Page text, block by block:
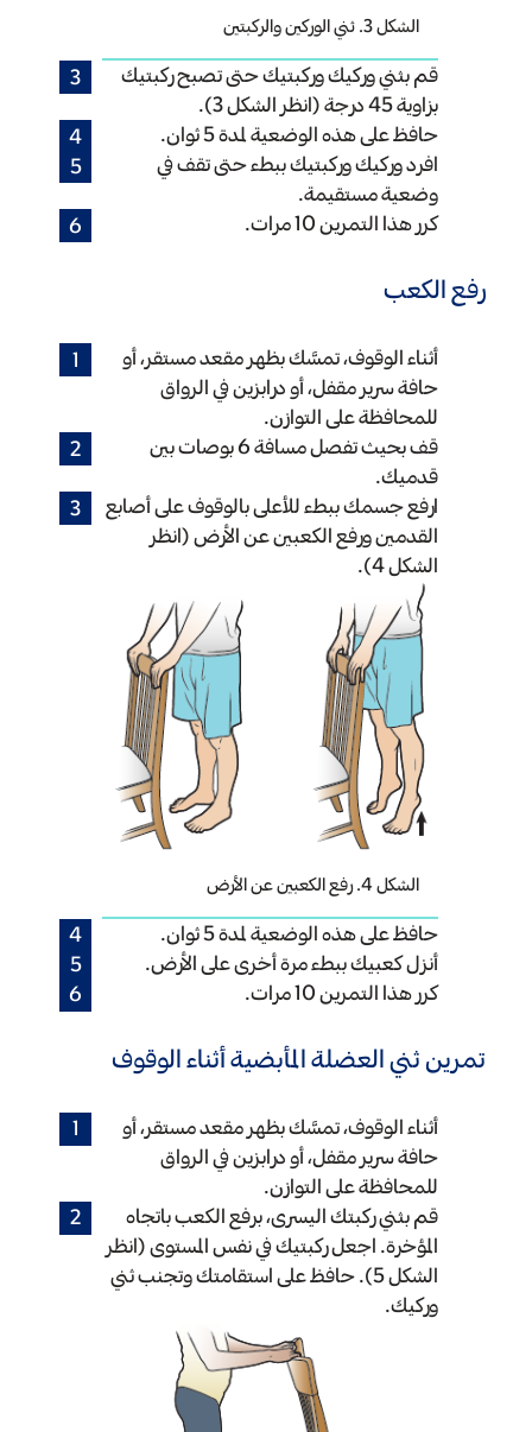
الشكل 3. ثني الوركين والركبتين
قم بثني وركيك وركبتيك حتى تصبح ركبتيك
بزاوية 45 درجة (انظر الشكل 3).
حافظ على هذه الوضعية لمدة 5 ثوان.
افرد وركيك وركبتيك ببطء حتى تقف في
وضعية مستقيمة.
كرر هذا التمرين 10 مرات.
رفع الكعب
أثناء الوقوف، تمسَّك بظهر مقعد مستقر، أو
حافة سرير مقفل، أو درابزين في الرواق
للمحافظة على التوازن.
قف بحيث تفصل مسافة 6 بوصات بين
قدميك.
ارفع جسمك ببطء للأعلى بالوقوف على أصابع
القدمين ورفع الكعبين عن الأرض (انظر
الشكل 4).
الشكل 4. رفع الكعبين عن الأرض
حافظ على هذه الوضعية لمدة 5 ثوان.
أنزل كعبيك ببطء مرة أخرى على الأرض.
كرر هذا التمرين 10 مرات.
تمرين ثني العضلة المأبضية أثناء الوقوف
أثناء الوقوف، تمسَّك بظهر مقعد مستقر، أو
حافة سرير مقفل، أو درابزين في الرواق
للمحافظة على التوازن.
قم بثني ركبتك اليسرى، برفع الكعب باتجاه
المؤخرة. اجعل ركبتيك في نفس المستوى (انظر
الشكل 5). حافظ على استقامتك وتجنب ثني
وركيك.